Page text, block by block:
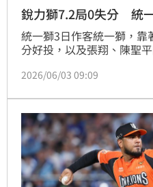
銳力獅7.2局0失分 統
統一獅3日作客統一獅，
分好投，以及張翔、陳聖
2026/06/03 09:09